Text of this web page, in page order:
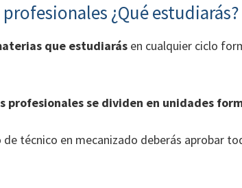
¿Qué estudiarás?
que estudiarás en cualquier ciclo
profesionales se dividen en unidades
técnico en mecanizado deberás aprobar